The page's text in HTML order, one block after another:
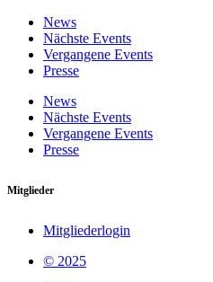
News
Nächste Events
Vergangene Events
Presse
News
Nächste Events
Vergangene Events
Presse
Mitglieder
Mitgliederlogin
© 2025